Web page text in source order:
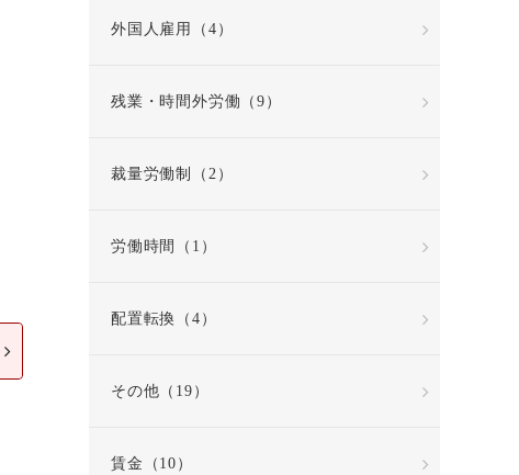
外国人雇用（4）
残業・時間外労働（9）
裁量労働制（2）
労働時間（1）
配置転換（4）
その他（19）
賃金（10）